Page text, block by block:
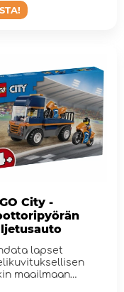
City -
lapset
maailmaan